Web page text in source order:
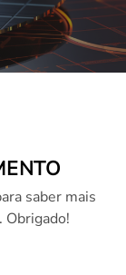
saber mais
Obrigado!